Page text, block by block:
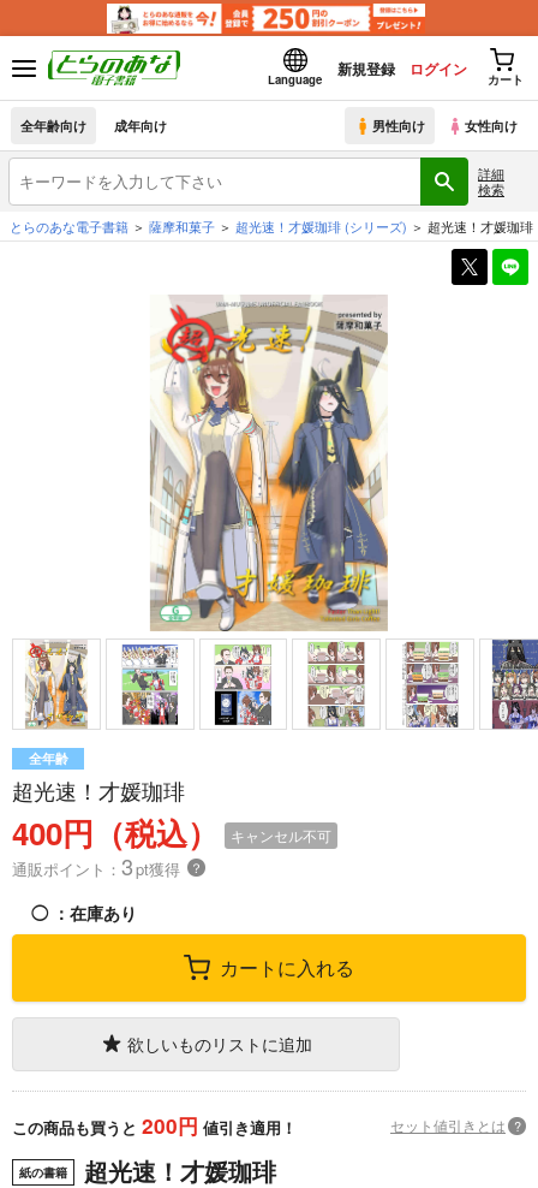
Language
新規登録 ログイン
カート
全年齢向け 成年向け 男性向け 女性向け
詳細
検索
とらのあな電子書籍
薩摩和菓子 超光速！才媛珈琲 (シリーズ) 超光速！才媛珈琲
全年齢
超光速！才媛珈琲
400円（税込） キャンセル不可
通販ポイント： 3pt獲得 ？
◯ ：在庫あり
カートに入れる
欲しいものリストに追加
この商品も買うと 200円 値引き適用！ セット値引きとは ?
紙の書籍 超光速！才媛珈琲